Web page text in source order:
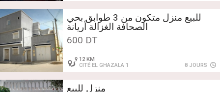
للبيع منزل متكون من 3 طوابق بحي
الصحافة الغزالة أريانة
600 DT
12 KM
CITÉ EL GHAZALA 1
8 JOURS